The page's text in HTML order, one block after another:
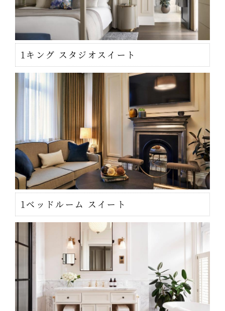
1キング スタジオスイート
1ベッドルーム スイート